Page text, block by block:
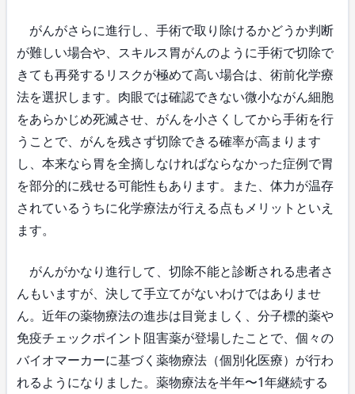
がんがさらに進行し、手術で取り除けるかどうか判断
が難しい場合や、スキルス胃がんのように手術で切除で
きても再発するリスクが極めて高い場合は、術前化学療
法を選択します。肉眼では確認できない微小ながん細胞
をあらかじめ死滅させ、がんを小さくしてから手術を行
うことで、がんを残さず切除できる確率が高まります
し、本来なら胃を全摘しなければならなかった症例で胃
を部分的に残せる可能性もあります。また、体力が温存
されているうちに化学療法が行える点もメリットといえ
ます。
がんがかなり進行して、切除不能と診断される患者さ
んもいますが、決して手立てがないわけではありませ
ん。近年の薬物療法の進歩は目覚ましく、分子標的薬や
免疫チェックポイント阻害薬が登場したことで、個々の
バイオマーカーに基づく薬物療法（個別化医療）が行わ
れるようになりました。薬物療法を半年〜1年継続する